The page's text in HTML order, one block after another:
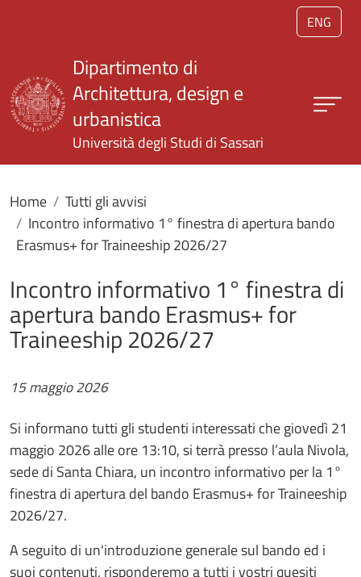
Salta al contenuto principale
ENG
Dipartimento di
Architettura, design e
urbanistica
Università degli Studi di Sassari
Home
Tutti gli avvisi
Incontro informativo 1° finestra di apertura bando
Erasmus+ for Traineeship 2026/27
Incontro informativo 1° finestra di
apertura bando Erasmus+ for
Traineeship 2026/27
15 maggio 2026
Si informano tutti gli studenti interessati che giovedì 21
maggio 2026 alle ore 13:10, si terrà presso l’aula Nivola,
sede di Santa Chiara, un incontro informativo per la 1°
finestra di apertura del bando Erasmus+ for Traineeship
2026/27.
A seguito di un'introduzione generale sul bando ed i
suoi contenuti, risponderemo a tutti i vostri quesiti